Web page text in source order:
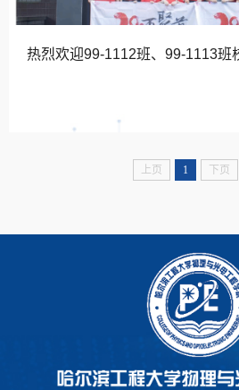
热烈欢迎99-1112班、99-1113班
上页 1 下页